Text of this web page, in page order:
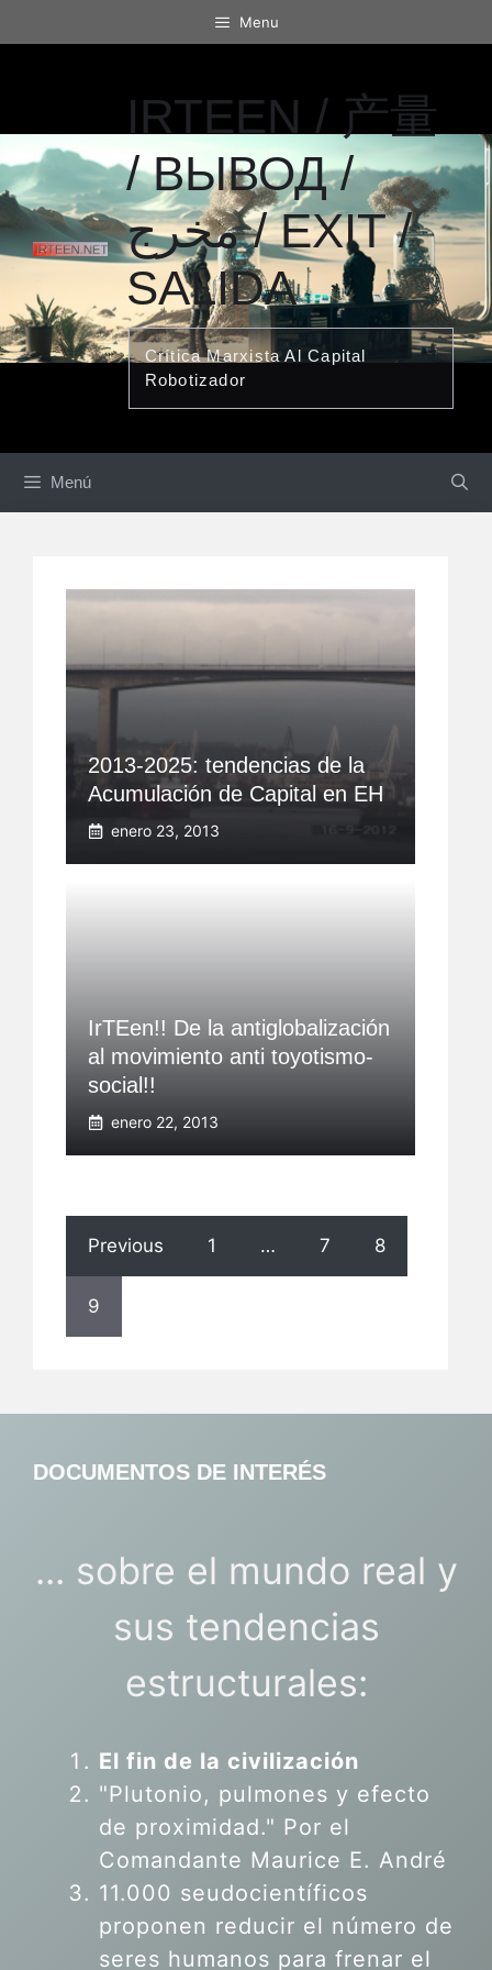
al
Menu
IRTEEN / 产量
/ ВЫВОД /
مخرج / EXIT /
SALIDA
Crítica Marxista Al Capital
Robotizador
Menú
2013-2025: tendencias de la
Acumulación de Capital en EH
enero 23, 2013
IrTEen!! De la antiglobalización
al movimiento anti toyotismo-
social!!
enero 22, 2013
Previous 1 … 7 8
9
DOCUMENTOS DE INTERÉS
... sobre el mundo real y
sus tendencias
estructurales:
El fin de la civilización
"Plutonio, pulmones y efecto
de proximidad." Por el
Comandante Maurice E. André
11.000 seudocientíficos
proponen reducir el número de
seres humanos para frenar el